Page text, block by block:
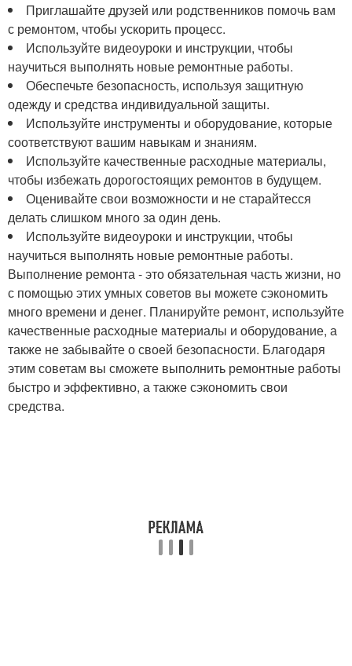
Приглашайте друзей или родственников помочь вам
с ремонтом, чтобы ускорить процесс.
Используйте видеоуроки и инструкции, чтобы
научиться выполнять новые ремонтные работы.
Обеспечьте безопасность, используя защитную
одежду и средства индивидуальной защиты.
Используйте инструменты и оборудование, которые
соответствуют вашим навыкам и знаниям.
Используйте качественные расходные материалы,
чтобы избежать дорогостоящих ремонтов в будущем.
Оценивайте свои возможности и не старайтесся
делать слишком много за один день.
Используйте видеоуроки и инструкции, чтобы
научиться выполнять новые ремонтные работы.
Выполнение ремонта - это обязательная часть жизни, но
с помощью этих умных советов вы можете сэкономить
много времени и денег. Планируйте ремонт, используйте
качественные расходные материалы и оборудование, а
также не забывайте о своей безопасности. Благодаря
этим советам вы сможете выполнить ремонтные работы
быстро и эффективно, а также сэкономить свои
средства.